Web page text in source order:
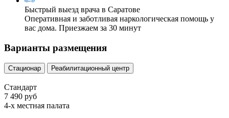
Быстрый выезд врача в Саратове
Оперативная и заботливая наркологическая помощь у
вас дома. Приезжаем за 30 минут
Варианты размещения
Стационар Реабилитационный центр
Стандарт
7 490 руб
4-х местная палата